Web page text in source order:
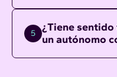
5
¿Tiene sentido
un autónomo